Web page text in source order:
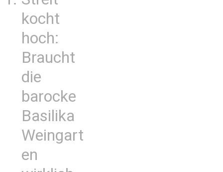
kocht
hoch:
Braucht
die
barocke
Basilika
Weingart
en